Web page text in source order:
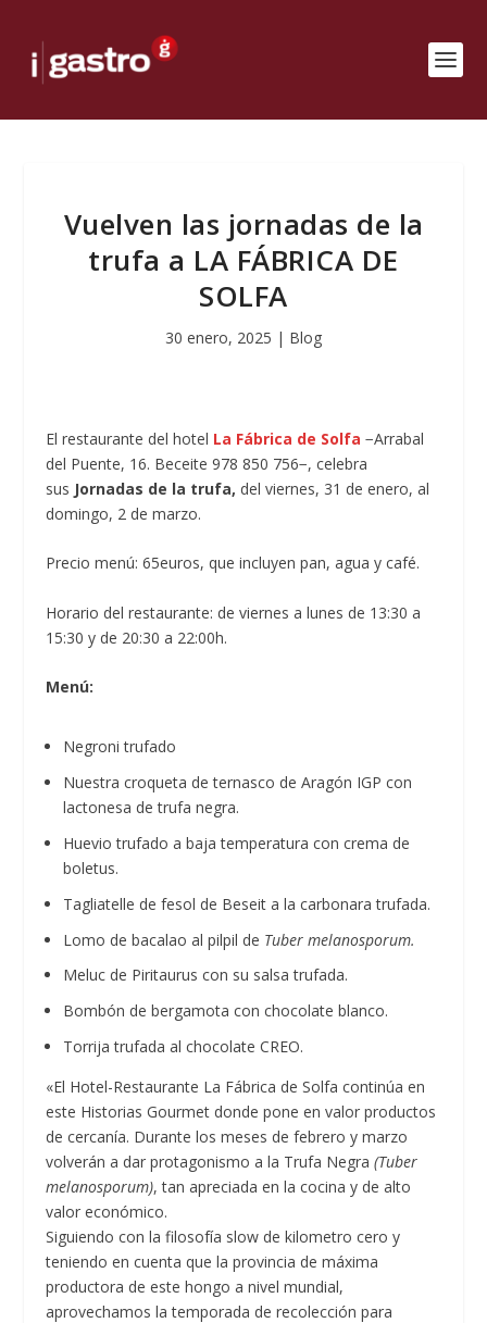
Vuelven las jornadas de la
trufa a LA FÁBRICA DE
SOLFA
30 enero, 2025 | Blog
El restaurante del hotel La Fábrica de Solfa −Arrabal
del Puente, 16. Beceite 978 850 756−, celebra
sus Jornadas de la trufa, del viernes, 31 de enero, al
domingo, 2 de marzo.
Precio menú: 65euros, que incluyen pan, agua y café.
Horario del restaurante: de viernes a lunes de 13:30 a
15:30 y de 20:30 a 22:00h.
Menú:
Negroni trufado
Nuestra croqueta de ternasco de Aragón IGP con
lactonesa de trufa negra.
Huevio trufado a baja temperatura con crema de
boletus.
Tagliatelle de fesol de Beseit a la carbonara trufada.
Lomo de bacalao al pilpil de Tuber melanosporum.
Meluc de Piritaurus con su salsa trufada.
Bombón de bergamota con chocolate blanco.
Torrija trufada al chocolate CREO.
«El Hotel-Restaurante La Fábrica de Solfa continúa en
este Historias Gourmet donde pone en valor productos
de cercanía. Durante los meses de febrero y marzo
volverán a dar protagonismo a la Trufa Negra(Tuber
melanosporum), tan apreciada en la cocina y de alto
valor económico.
Siguiendo con la filosofía slow de kilometro cero y
teniendo en cuenta que la provincia de máxima
productora de este hongo a nivel mundial,
aprovechamos la temporada de recolección para